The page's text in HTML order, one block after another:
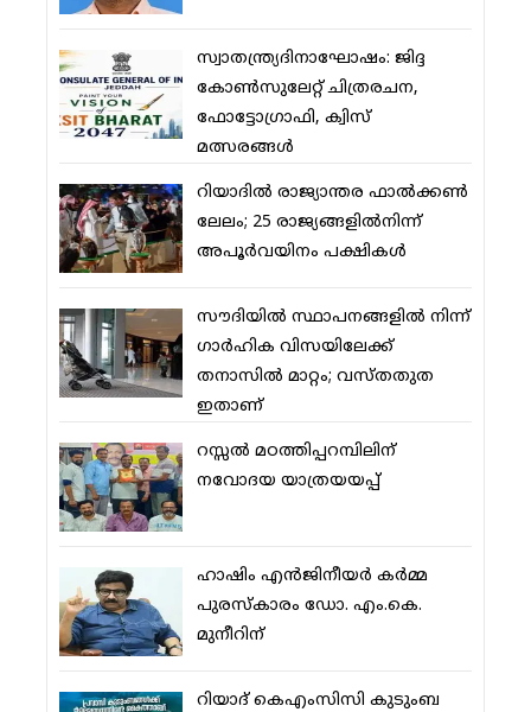
സ്വാതന്ത്ര്യദിനാഘോഷം: ജിദ്ദ
കോണ്‍സുലേറ്റ് ചിത്രരചന,
ഫോട്ടോഗ്രാഫി, ക്വിസ്
മത്സരങ്ങള്‍
റിയാദില്‍ രാജ്യാന്തര ഫാല്‍ക്കണ്‍
ലേലം; 25 രാജ്യങ്ങളില്‍നിന്ന്
അപൂര്‍വയിനം പക്ഷികള്‍
സൗദിയില്‍ സ്ഥാപനങ്ങളില്‍ നിന്ന്
ഗാര്‍ഹിക വിസയിലേക്ക്
തനാസില്‍ മാറ്റം; വസ്തതുത
ഇതാണ്
റസ്സല്‍ മഠത്തിപ്പറമ്പിലിന്
നവോദയ യാത്രയയപ്പ്
ഹാഷിം എന്‍ജിനീയര്‍ കര്‍മ്മ
പുരസ്‌കാരം ഡോ. എം.കെ.
മുനീറിന്
റിയാദ് കെഎംസിസി കുടുംബ